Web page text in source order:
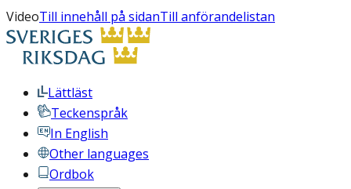
VideoTill innehåll på sidanTill anförandelistan
Lättläst
Teckenspråk
In English
Other languages
Ordbok